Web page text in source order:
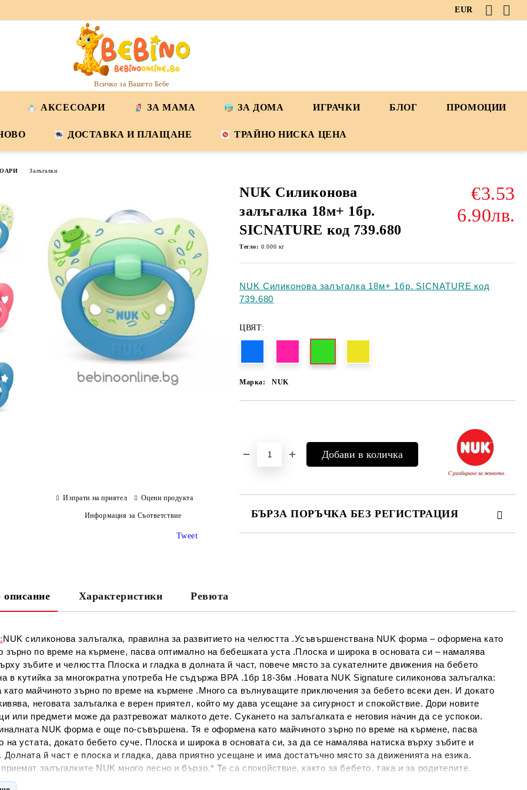
EUR
Всичко за Вашето Бебе
АКСЕСОАРИ ЗА МАМА ЗА ДОМА ИГРАЧКИ БЛОГ ПРОМОЦИИ
ДОСТАВКА И ПЛАЩАНЕ ТРАЙНО НИСКА ЦЕНА
Залъгалки
NUK Силиконова
залъгалка 18м+ 1бр.
SICNATURE код 739.680
€3.53
6.90лв.
Тегло: 0.000 кг
NUK Силиконова залъгалка 18м+ 1бр. SICNATURE код
739.680
ЦВЯТ:
Марка: NUK
БЪРЗА ПОРЪЧКА БЕЗ РЕГИСТРАЦИЯ
данни
Изпрати на приятел Оцени продукта
Информация за Съответствие
Tweet
описание Характеристики Ревюта
NUK силиконова залъгалка, правилна за развитието на челюстта .Усъвършенствана NUK форма – оформена като
зърно по време на кърмене, пасва оптимално на бебешката уста .Плоска и широка в основата си – намалява
зъбите и челюстта Плоска и гладка в долната й част, повече място за сукателните движения на бебето
в кутийка за многократна употреба Не съдържа BPA .1бр 18-36м .Новата NUK Signature силиконова залъгалка:
майчиното зърно по време на кърмене .Много са вълнуващите приключения за бебето всеки ден. И докато
неговата залъгалка е верен приятел, който му дава усещане за сигурност и спокойствие. Дори новите
или предмети може да разтревожат малкото дете. Сукането на залъгалката е неговия начин да се успокои.
NUK форма е още по-съвършена. Тя е оформена като майчиното зърно по време на кърмене, пасва
на устата, докато бебето суче. Плоска и широка в основата си, за да се намалява натиска върху зъбите и
Долната й част е плоска и гладка, дава приятно усещане и има достатъчно място за движенията на езика.
залъгалките NUK много лесно и бързо.* Те са спокойствие, както за бебето, така и за родителите.
от експертите: новите NUK залъгалки са още по-добри Здравословното развитие на вашето бебе е много